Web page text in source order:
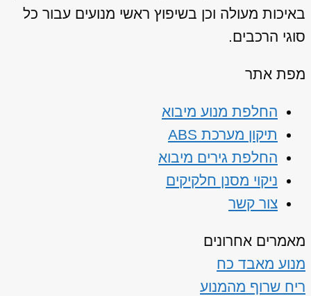
באיכות מעולה וכן בשיפוץ ראשי מנועים עבור כל
סוגי הרכבים.
מפת אתר
החלפת מנוע מיבוא
תיקון מערכת ABS
החלפת גירים מיבוא
ניקוי מסנן חלקיקים
צור קשר
מאמרים אחרונים
מנוע מאבד כח
ריח שרוף מהמנוע